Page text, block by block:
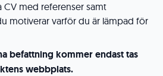
CV med referenser samt
motiverar varför du är lämpad för
befattning kommer endast tas
webbplats.